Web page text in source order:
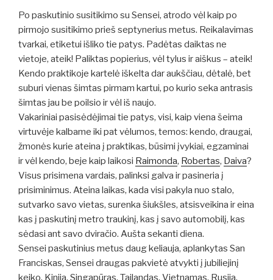
Po paskutinio susitikimo su Sensei, atrodo vėl kaip po
pirmojo susitikimo prieš septynerius metus. Reikalavimas
tvarkai, etiketui išliko tie patys. Padėtas daiktas ne
vietoje, ateik! Paliktas popierius, vėl tylus ir aiškus – ateik!
Kendo praktikoje kartelė iškelta dar aukščiau, dėtalė, bet
suburi vienas šimtas pirmam kartui, po kurio seka antrasis
šimtas jau be poilsio ir vėl iš naujo.
Vakariniai pasisėdėjimai tie patys, visi, kaip viena šeima
virtuvėje kalbame iki pat vėlumos, temos: kendo, draugai,
žmonės kurie ateina į praktikas, būsimi įvykiai, egzaminai
ir vėl kendo, beje kaip laikosi Raimonda, Robertas, Daiva?
Visus prisimena vardais, palinksi galva ir pasineria į
prisiminimus. Ateina laikas, kada visi pakyla nuo stalo,
sutvarko savo vietas, surenka šiukšles, atsisveikina ir eina
kas į paskutinį metro traukinį, kas į savo automobilį, kas
sėdasi ant savo dviračio. Aušta sekanti diena.
Sensei paskutinius metus daug keliauja, aplankytas San
Franciskas, Sensei draugas pakvietė atvykti į jubiliejinį
keiko, Kinija, Singapūras, Tailandas, Vietnamas, Rusija.